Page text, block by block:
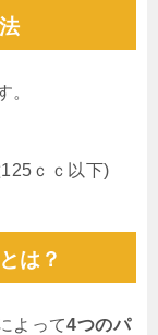
。
ｃｃ以下)
は？
よって4つのパ